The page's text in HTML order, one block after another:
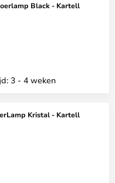
Black - Kartell
3 - 4 weken
Kristal - Kartell